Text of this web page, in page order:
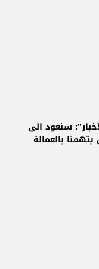
صحيفة "الأخبار": سنعود الى
بالعمالة